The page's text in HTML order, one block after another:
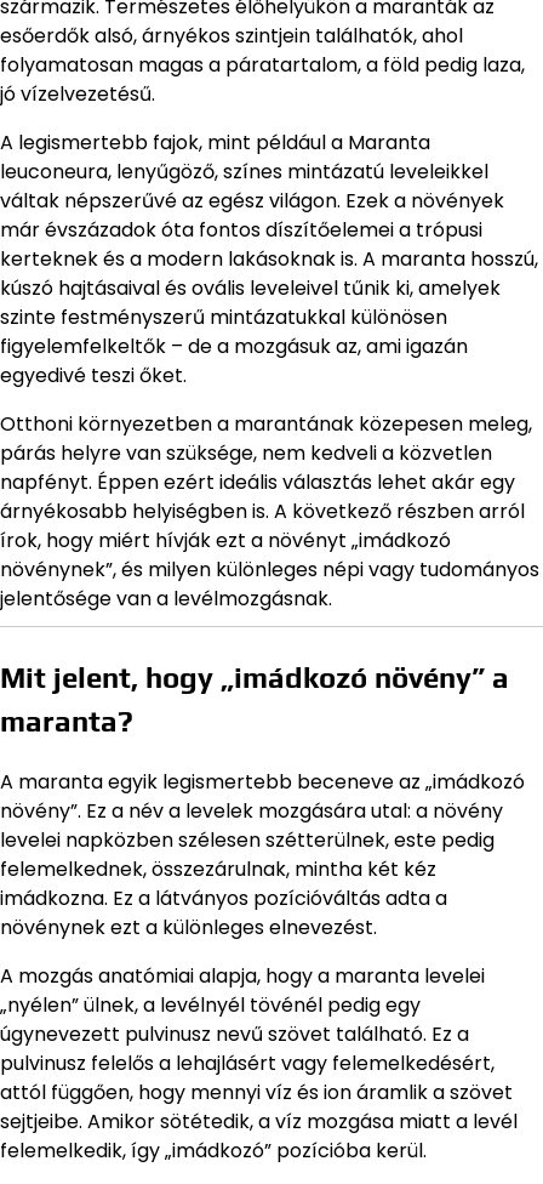
származik. Természetes élőhelyükön a maranták az
esőerdők alsó, árnyékos szintjein találhatók, ahol
folyamatosan magas a páratartalom, a föld pedig laza,
jó vízelvezetésű.
A legismertebb fajok, mint például a Maranta
leuconeura, lenyűgöző, színes mintázatú leveleikkel
váltak népszerűvé az egész világon. Ezek a növények
már évszázadok óta fontos díszítőelemei a trópusi
kerteknek és a modern lakásoknak is. A maranta hosszú,
kúszó hajtásaival és ovális leveleivel tűnik ki, amelyek
szinte festményszerű mintázatukkal különösen
figyelemfelkeltők – de a mozgásuk az, ami igazán
egyedivé teszi őket.
Otthoni környezetben a marantának közepesen meleg,
párás helyre van szüksége, nem kedveli a közvetlen
napfényt. Éppen ezért ideális választás lehet akár egy
árnyékosabb helyiségben is. A következő részben arról
írok, hogy miért hívják ezt a növényt „imádkozó
növénynek”, és milyen különleges népi vagy tudományos
jelentősége van a levélmozgásnak.
Mit jelent, hogy „imádkozó növény” a
maranta?
A maranta egyik legismertebb beceneve az „imádkozó
növény”. Ez a név a levelek mozgására utal: a növény
levelei napközben szélesen szétterülnek, este pedig
felemelkednek, összezárulnak, mintha két kéz
imádkozna. Ez a látványos pozícióváltás adta a
növénynek ezt a különleges elnevezést.
A mozgás anatómiai alapja, hogy a maranta levelei
„nyélen” ülnek, a levélnyél tövénél pedig egy
úgynevezett pulvinusz nevű szövet található. Ez a
pulvinusz felelős a lehajlásért vagy felemelkedésért,
attól függően, hogy mennyi víz és ion áramlik a szövet
sejtjeibe. Amikor sötétedik, a víz mozgása miatt a levél
felemelkedik, így „imádkozó” pozícióba kerül.